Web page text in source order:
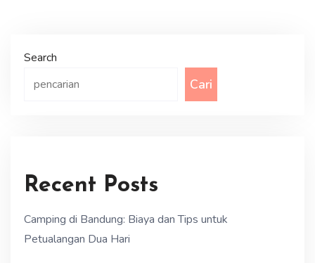
Search
Cari
Recent Posts
Camping di Bandung: Biaya dan Tips untuk
Petualangan Dua Hari